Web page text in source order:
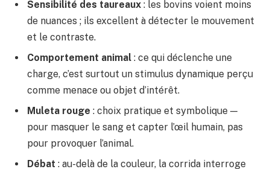
Sensibilité des taureaux : les bovins voient moins
de nuances ; ils excellent à détecter le mouvement
et le contraste.
Comportement animal : ce qui déclenche une
charge, c’est surtout un stimulus dynamique perçu
comme menace ou objet d’intérêt.
Muleta rouge : choix pratique et symbolique —
pour masquer le sang et capter l’œil humain, pas
pour provoquer l’animal.
Débat : au-delà de la couleur, la corrida interroge